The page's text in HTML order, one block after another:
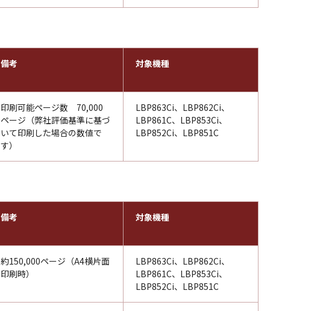
備考 対象機種
印刷可能ページ数 70,000
ページ（弊社評価基準に基づ
いて印刷した場合の数値で
す）
LBP863Ci、LBP862Ci、
LBP861C、LBP853Ci、
LBP852Ci、LBP851C
備考 対象機種
約150,000ページ（A4横片面
印刷時）
LBP863Ci、LBP862Ci、
LBP861C、LBP853Ci、
LBP852Ci、LBP851C